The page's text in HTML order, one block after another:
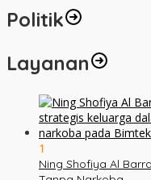
Politik
Layanan
1
Ning Shofiya Al